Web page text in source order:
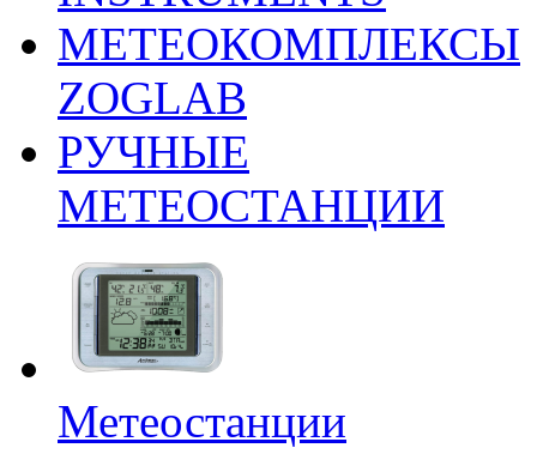
МЕТЕОКОМПЛЕКСЫ
ZOGLAB
РУЧНЫЕ
МЕТЕОСТАНЦИИ
Метеостанции